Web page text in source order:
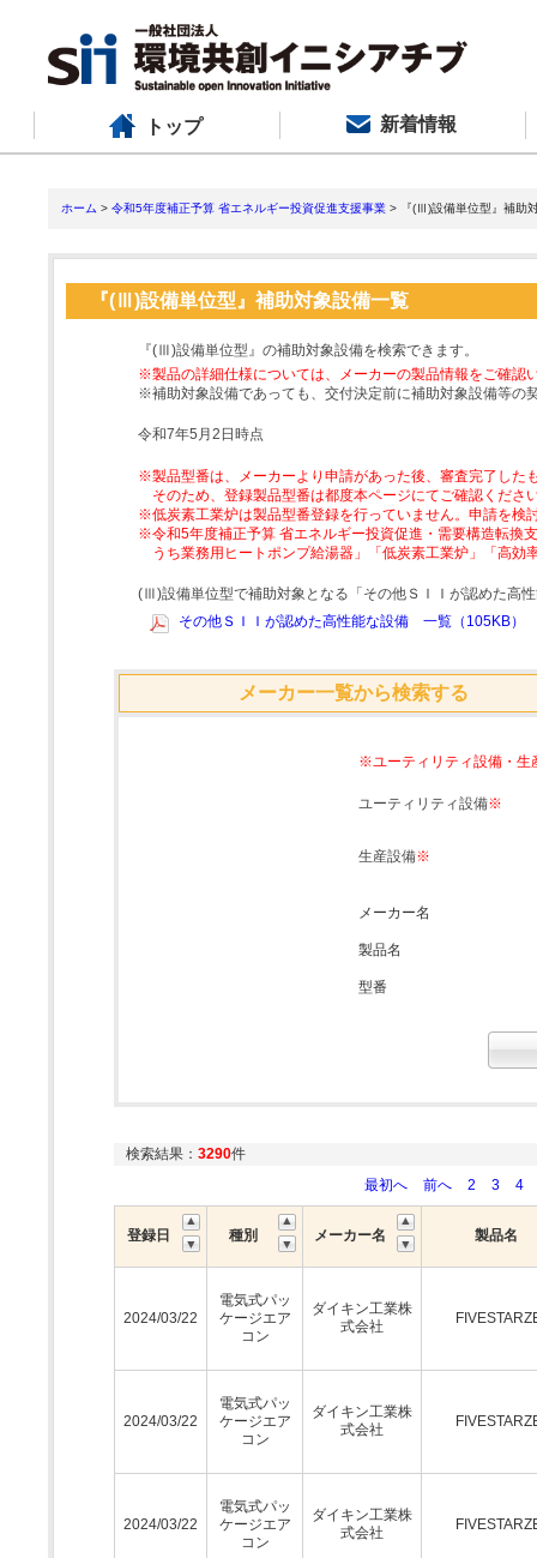
トップ 新着情報
ホーム > 令和5年度補正予算 省エネルギー投資促進支援事業 > 『(Ⅲ)設備単位型』補助
『(Ⅲ)設備単位型』補助対象設備一覧
『(Ⅲ)設備単位型』の補助対象設備を検索できます。
※製品の詳細仕様については、メーカーの製品情報をご確認
※補助対象設備であっても、交付決定前に補助対象設備等の
令和7年5月2日時点
※製品型番は、メーカーより申請があった後、審査完了した
そのため、登録製品型番は都度本ページにてご確認くださ
※低炭素工業炉は製品型番登録を行っていません。申請を検
※令和5年度補正予算 省エネルギー投資促進・需要構造転換
うち業務用ヒートポンプ給湯器」「低炭素工業炉」「高
(Ⅲ)設備単位型で補助対象となる「その他ＳＩＩが認めた高
その他ＳＩＩが認めた高性能な設備 一覧（105KB）
メーカー一覧から検索する
※ユーティリティ設備・生
ユーティリティ設備※
生産設備※
メーカー名
製品名
型番
検索結果： 3290件
最初へ
前へ 2 3 4
登録日 種別 メーカー名 製品名
2024/03/22
電気式パッ
ケージエア
コン
ダイキン工業株
式会社
2024/03/22
電気式パッ
ケージエア
コン
ダイキン工業株
式会社
2024/03/22
電気式パッ
ケージエア
コン
ダイキン工業株
式会社